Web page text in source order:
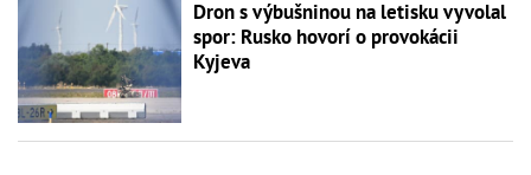
Dron s výbušninou na letisku vyvolal
spor: Rusko hovorí o provokácii
Kyjeva